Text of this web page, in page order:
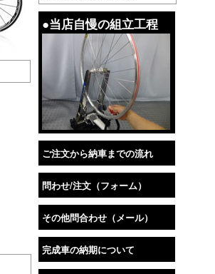
●当店自慢の組立工程
ご注文から納車までの流れ
問わせ/注文（フォーム）
その他問合わせ（メール）
完成車の納期について